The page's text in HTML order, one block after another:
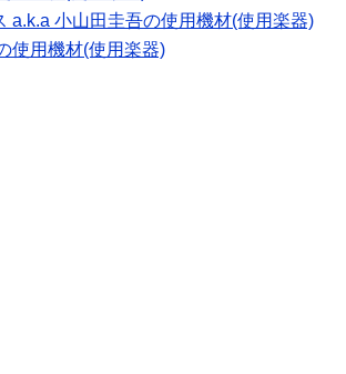
a.k.a 小山田圭吾の使用機材(使用楽器)
使用機材(使用楽器)